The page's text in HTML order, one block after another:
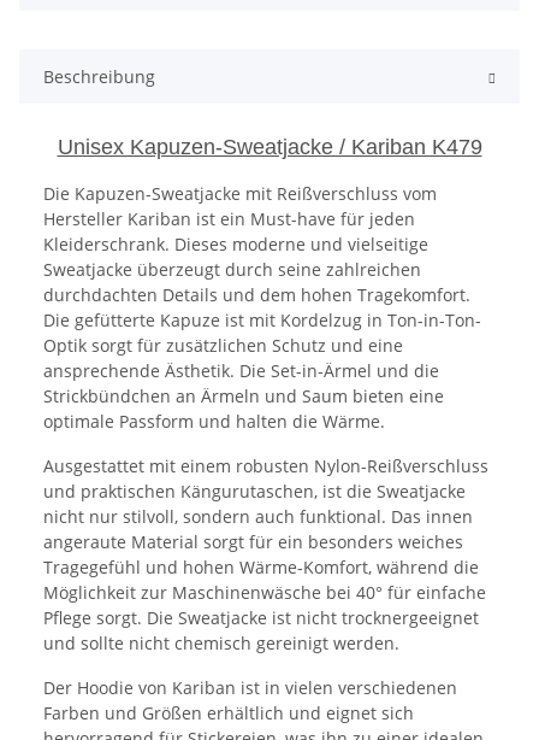
Beschreibung
Unisex Kapuzen-Sweatjacke / Kariban K479
Die Kapuzen-Sweatjacke mit Reißverschluss vom
Hersteller Kariban ist ein Must-have für jeden
Kleiderschrank. Dieses moderne und vielseitige
Sweatjacke überzeugt durch seine zahlreichen
durchdachten Details und dem hohen Tragekomfort.
Die gefütterte Kapuze ist mit Kordelzug in Ton-in-Ton-
Optik sorgt für zusätzlichen Schutz und eine
ansprechende Ästhetik. Die Set-in-Ärmel und die
Strickbündchen an Ärmeln und Saum bieten eine
optimale Passform und halten die Wärme.
Ausgestattet mit einem robusten Nylon-Reißverschluss
und praktischen Kängurutaschen, ist die Sweatjacke
nicht nur stilvoll, sondern auch funktional. Das innen
angeraute Material sorgt für ein besonders weiches
Tragegefühl und hohen Wärme-Komfort, während die
Möglichkeit zur Maschinenwäsche bei 40° für einfache
Pflege sorgt. Die Sweatjacke ist nicht trocknergeeignet
und sollte nicht chemisch gereinigt werden.
Der Hoodie von Kariban ist in vielen verschiedenen
Farben und Größen erhältlich und eignet sich